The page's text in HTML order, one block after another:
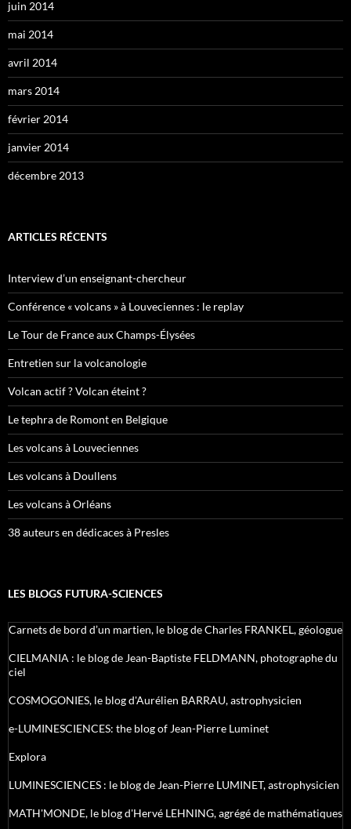
juin 2014
mai 2014
avril 2014
mars 2014
février 2014
janvier 2014
décembre 2013
ARTICLES RÉCENTS
Interview d’un enseignant-chercheur
Conférence « volcans » à Louveciennes : le replay
Le Tour de France aux Champs-Élysées
Entretien sur la volcanologie
Volcan actif ? Volcan éteint ?
Le tephra de Romont en Belgique
Les volcans à Louveciennes
Les volcans à Doullens
Les volcans à Orléans
38 auteurs en dédicaces à Presles
LES BLOGS FUTURA-SCIENCES
Carnets de bord d’un martien, le blog de Charles FRANKEL, géologue
CIELMANIA : le blog de Jean-Baptiste FELDMANN, photographe du
ciel
COSMOGONIES, le blog d'Aurélien BARRAU, astrophysicien
e-LUMINESCIENCES: the blog of Jean-Pierre Luminet
Explora
LUMINESCIENCES : le blog de Jean-Pierre LUMINET, astrophysicien
MATH'MONDE, le blog d'Hervé LEHNING, agrégé de mathématiques